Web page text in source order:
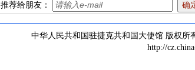
推荐给朋友：
中华人民共和国驻捷克共和国大使馆 版权所
http://